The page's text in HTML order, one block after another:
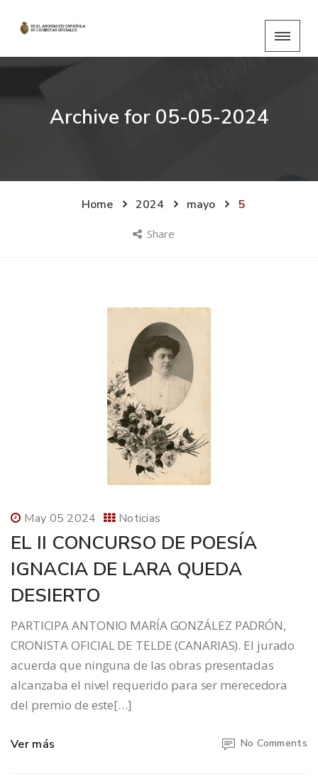
Archive for 05-05-2024
Home 2024 mayo 5
Share
May 05 2024 Noticias
EL II CONCURSO DE POESÍA
IGNACIA DE LARA QUEDA
DESIERTO
PARTICIPA ANTONIO MARÍA GONZÁLEZ PADRÓN,
CRONISTA OFICIAL DE TELDE (CANARIAS). El jurado
acuerda que ninguna de las obras presentadas
alcanzaba el nivel requerido para ser merecedora
del premio de este[…]
Ver más No Comments